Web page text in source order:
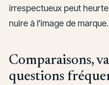
irrespectueux peut
nuire à l’image de marque.
Comparaisons,
questions